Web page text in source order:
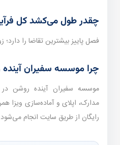
چقدر طول می‌کشد کل
فصل پاییز بیشترین تقاضا را دارد؛
چرا موسسه سفیران
موسسه سفیران آینده روشن
مدارک، اپلای و آماده‌سازی ویزا
رایگان از طریق سایت انجام